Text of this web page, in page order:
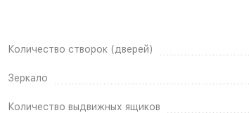
Количество створок (дверей)
Зеркало
Количество выдвижных ящиков